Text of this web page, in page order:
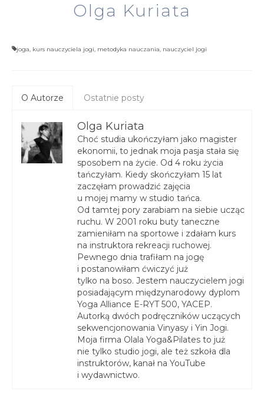
Olga Kuriata
joga kurs nauczyciela jogi metodyka nauczania nauczyciel jogi
O Autorze Ostatnie posty
Olga Kuriata
Choć studia ukończyłam jako magister
ekonomii, to jednak moja pasja stała się
sposobem na życie. Od 4 roku życia
tańczyłam. Kiedy skończyłam 15 lat
zaczęłam prowadzić zajęcia
u mojej mamy w studio tańca.
Od tamtej pory zarabiam na siebie ucząc
ruchu. W 2001 roku buty taneczne
zamieniłam na sportowe i zdałam kurs
na instruktora rekreacji ruchowej.
Pewnego dnia trafiłam na jogę
i postanowiłam ćwiczyć już
tylko na boso. Jestem nauczycielem jogi
posiadającym międzynarodowy dyplom
Yoga Alliance E-RYT 500, YACEP.
Autorką dwóch podręczników uczących
sekwencjonowania Vinyasy i Yin Jogi.
Moja firma Olala Yoga&Pilates to już
nie tylko studio jogi, ale też szkoła dla
instruktorów, kanał na YouTube
i wydawnictwo.